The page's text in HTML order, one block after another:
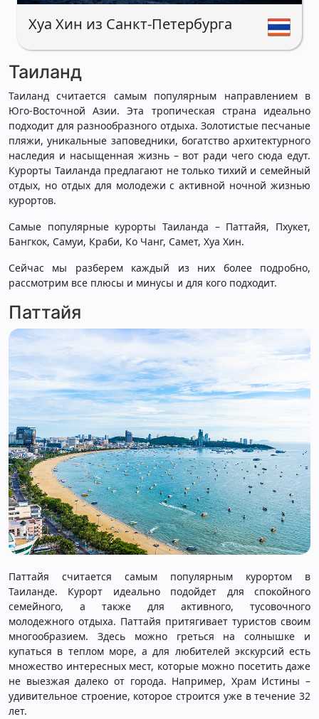
Хуа Хин из Санкт-Петербурга
Таиланд
Таиланд считается самым популярным направлением в
Юго-Восточной Азии. Эта тропическая страна идеально
подходит для разнообразного отдыха. Золотистые песчаные
пляжи, уникальные заповедники, богатство архитектурного
наследия и насыщенная жизнь – вот ради чего сюда едут.
Курорты Таиланда предлагают не только тихий и семейный
отдых, но отдых для молодежи с активной ночной жизнью
курортов.
Самые популярные курорты Таиланда – Паттайя, Пхукет,
Бангкок, Самуи, Краби, Ко Чанг, Самет, Хуа Хин.
Сейчас мы разберем каждый из них более подробно,
рассмотрим все плюсы и минусы и для кого подходит.
Паттайя
Паттайя считается самым популярным курортом в
Таиланде. Курорт идеально подойдет для спокойного
семейного, а также для активного, тусовочного
молодежного отдыха. Паттайя притягивает туристов своим
многообразием. Здесь можно греться на солнышке и
купаться в теплом море, а для любителей экскурсий есть
множество интересных мест, которые можно посетить даже
не выезжая далеко от города. Например, Храм Истины –
удивительное строение, которое строится уже в течение 32
лет.